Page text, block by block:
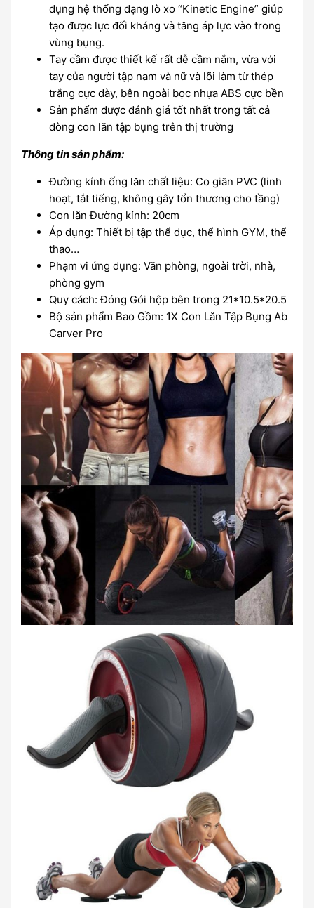
dụng hệ thống dạng lò xo “Kinetic Engine” giúp
tạo được lực đối kháng và tăng áp lực vào trong
vùng bụng.
Tay cầm được thiết kế rất dễ cầm nắm, vừa với
tay của người tập nam và nữ và lõi làm từ thép
trắng cực dày, bên ngoài bọc nhựa ABS cực bền
Sản phẩm được đánh giá tốt nhất trong tất cả
dòng con lăn tập bụng trên thị trường
Thông tin sản phẩm:
Đường kính ống lăn chất liệu: Co giãn PVC (linh
hoạt, tắt tiếng, không gây tổn thương cho tầng)
Con lăn Đường kính: 20cm
Áp dụng: Thiết bị tập thể dục, thể hình GYM, thể
thao…
Phạm vi ứng dụng: Văn phòng, ngoài trời, nhà,
phòng gym
Quy cách: Đóng Gói hộp bên trong 21*10.5*20.5
Bộ sản phẩm Bao Gồm: 1X Con Lăn Tập Bụng Ab
Carver Pro